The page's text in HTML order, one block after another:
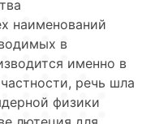
наименований
в
именно в
речь шла
физики